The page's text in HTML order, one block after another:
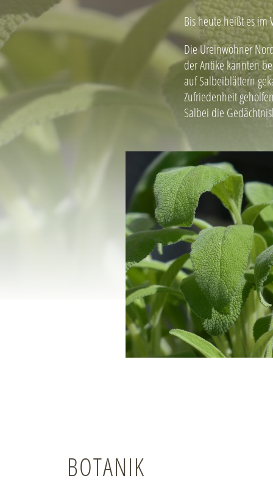
Bis heute heißt es im
Die Ureinwohner
der Antike kannten
auf Salbeiblättern
Zufriedenheit
Salbei die
BOTANIK